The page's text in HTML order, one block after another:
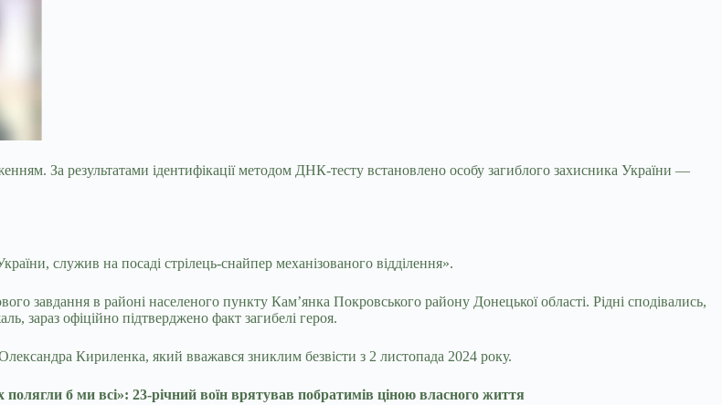
За результатами ідентифікації методом ДНК-тесту встановлено особу загиблого захисника України —
служив на посаді стрілець-снайпер механізованого відділення».
завдання в районі населеного пункту Кам’янка Покровського району Донецької області. Рідні сподівались,
зараз офіційно підтверджено факт загибелі героя.
Кириленка, який вважався зниклим безвісти з 2 листопада 2024 року.
б ми всі»: 23-річний воїн врятував побратимів ціною власного життя